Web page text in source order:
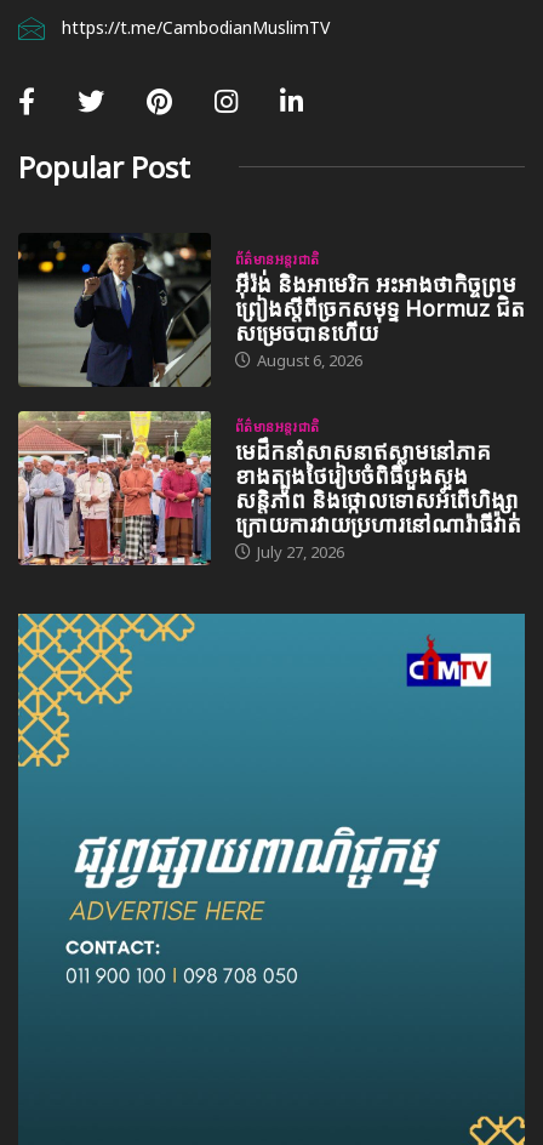
https://t.me/CambodianMuslimTV
Popular Post
ព័ត៌មានអន្តរជាតិ
អ៊ីរ៉ង់ និងអាមេរិក អះអាងថាកិច្ចព្រម
ព្រៀងស្តីពីច្រកសមុទ្ទ Hormuz ជិត
សម្រេចបានហើយ
August 6, 2026
ព័ត៌មានអន្តរជាតិ
មេដឹកនាំសាសនាឥស្លាមនៅភាគ
ខាងត្បូងថៃរៀបចំពិធីបួងសួង
សន្តិភាព និងថ្កោលទោសអំពើហិង្សា
ក្រោយការវាយប្រហារនៅណារ៉ាធីវ៉ាត់
July 27, 2026